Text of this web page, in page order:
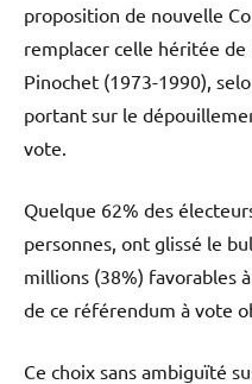
proposition de nouvelle
remplacer celle héritée de
Pinochet (1973-1990),
portant sur le
vote.
Quelque 62% des
personnes, ont glissé le
millions (38%) favorables
de ce référendum à vote
Ce choix sans ambiguïté